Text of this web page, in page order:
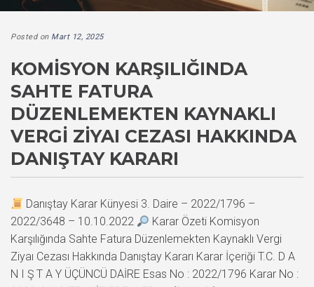
Posted on Mart 12, 2025
KOMISYON KARŞILIĞINDA
SAHTE FATURA
DÜZENLEMEKTEN KAYNAKLI
VERGI ZIYAI CEZASI HAKKINDA
DANIŞTAY KARARI
Danıştay Karar Künyesi 3. Daire – 2022/1796 –
2022/3648 – 10.10.2022
Karar Özeti Komisyon
Karşılığında Sahte Fatura Düzenlemekten Kaynaklı Vergi
Ziyaı Cezası Hakkında Danıştay Kararı Karar İçeriği T.C. D A
N I Ş T A Y ÜÇÜNCÜ DAİRE Esas No : 2022/1796 Karar No :